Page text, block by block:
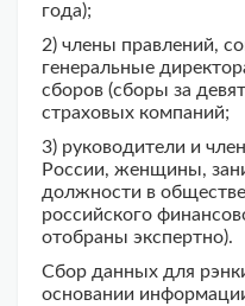
года);
2) члены правлений,
генеральные
сборов (сборы за
страховых компаний;
3) руководители и
России, женщины,
должности в
российского
отобраны экспертно).
Сбор данных для
основании